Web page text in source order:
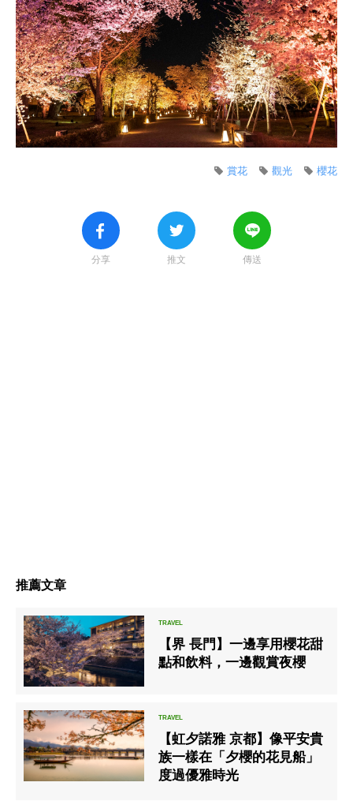
櫻花
觀光
賞花
分享 推文 傳送
推薦文章
【界 長門】一邊享用櫻花甜
點和飲料，一邊觀賞夜櫻
【虹夕諾雅 京都】像平安貴
族一樣在「夕櫻的花見船」
度過優雅時光